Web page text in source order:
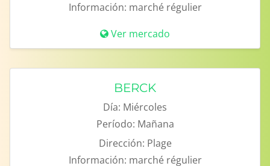
Información: marché régulier
Ver mercado
BERCK
Día: Miércoles
Período: Mañana
Dirección: Plage
Información: marché régulier